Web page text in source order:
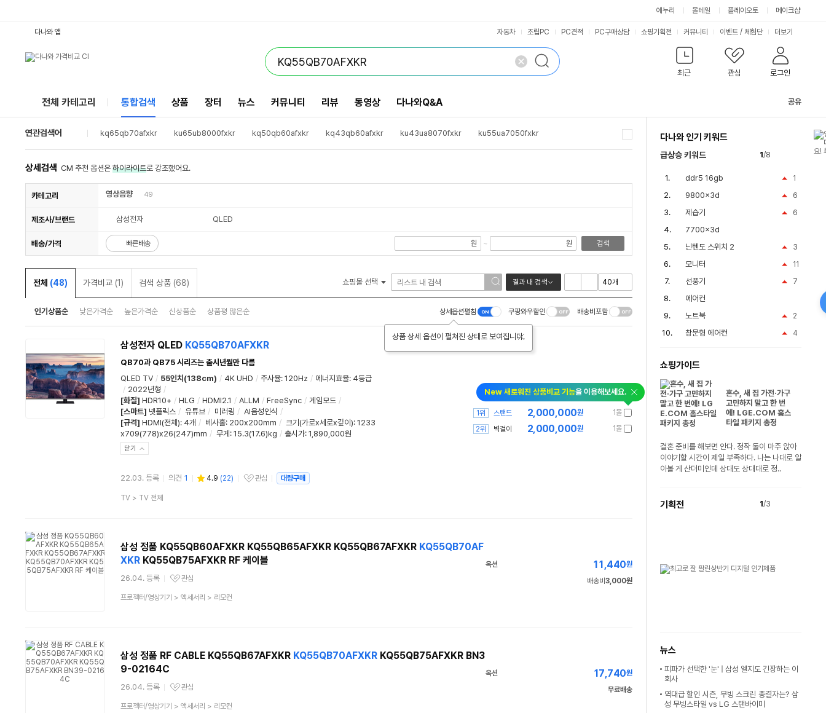
에누리 몰테일 플레이오토 메이크샵
최근 관심 로그인
다나와 앱 자동차 조립PC PC견적 PC구매상담 쇼핑기획전 커뮤니티 이벤트 / 체험단 더보기
전체 카테고리 통합검색 상품 장터 뉴스 커뮤니티 리뷰 동영상 다나와Q&A 공유
연관검색어 kq65qb70afxkr ku65ub8000fxkr kq50qb60afxkr kq43qb60afxkr ku43ua8070fxkr
ku55ua7050fxkr
kq55qb75afxkr
kq55qb65afxkr rq48a9001s9 kq75qb70afxkr kq55qb60afxkr kq43lsb05bfxkr
wf25d20cggp
un43n5000afxkr
oled55b2kna
상세검색 CM 추천 옵션은 하이라이트로 강조했어요.
카테고리 영상음향 49
제조사/브랜드 삼성전자 QLED
배송/가격 빠른배송 원 ~ 원 검색
전체 (48) 가격비교 (1) 검색 상품 (68) 쇼핑몰 선택 결과 내 검색
인기상품순 낮은가격순 높은가격순 신상품순 상품평 많은순 상세옵션펼침
상품 상세 옵션이 펼쳐진 상태로 보여집니다.
쿠팡와우할인 배송비포함
삼성전자 QLED KQ55QB70AFXKR
QB70과 QB75 시리즈는 출시년월만 다름
QLED TV / 55인치(138cm) / 4K UHD / 주사율: 120Hz / 에너지효율: 4등급
/ 2022년형 /
[화질] HDR10+ / HLG / HDMI2.1 / ALLM / FreeSync / 게임모드 /
[스마트] 넷플릭스 / 유튜브 / 미러링 / AI음성인식 /
[규격] HDMI(전체): 4개 / 베사홀: 200x200mm / 크기(가로x세로x깊이): 1233
x709(778)x26(247)mm / 무게 : 15.3(17.6)kg / 출시가: 1,890,000원
닫기
22.03. 등록 의견 1 4.9 (22)
관심상품
관심 대량구매
상
TV> TV 전체
New 새로워진 상품비교 기능을 이용해보세요.
1몰
2,000,000원
1위
스탠드
1몰
2,000,000원
2위 벽걸이
삼성 정품 KQ55QB60AFXKR KQ55QB65AFXKR KQ55QB67AFXKR KQ55QB70AF
XKRKQ55QB75AFXKR RF 케이블
26.04. 등록
관심상품
관심
상
프로젝터/영상기기 > 액세서리 > 리모컨
옥션 11,440원
배송비 3,000원
삼성 정품 RF CABLE KQ55QB67AFXKR KQ55QB70AFXKRKQ55QB75AFXKR BN3
9-02164C
26.04. 등록
관심상품
관심
상
프로젝터/영상기기 > 액세서리 > 리모컨
옥션 17,740원
무료배송
다나와 인기 키워드
급상승 키워드 1/8
1
ddr5 16gb
6
9800x3d
6
제습기
7700x3d
3
닌텐도 스위치 2
11
모니터
7
선풍기
에어컨
2
노트북
4
창문형 에어컨
쇼핑가이드
혼수, 새 집 가전·가구
고민하지 말고 한 번
에! LGE.COM 홈스
타일 패키지 총정
결혼 준비를 해보면 안다. 정작 둘이 마주 앉아
이야기할 시간이 제일 부족하다. 나는 나대로 알
아볼 게 산더미인데 상대도 상대대로 정..
기획전 1/3
뉴스
피파가 선택한 '눈' | 삼성 엘지도 긴장하는 이
회사
역대급 할인 시즌, 무빙 스크린 종결자는? 삼
성 무빙스타일 vs LG 스탠바이미